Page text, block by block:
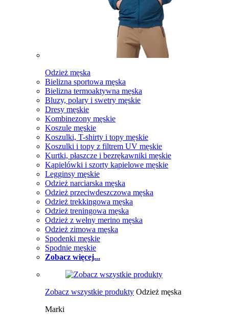
Odzież męska
Bielizna sportowa męska
Bielizna termoaktywna męska
Bluzy, polary i swetry męskie
Dresy męskie
Kombinezony męskie
Koszule męskie
Koszulki, T-shirty i topy męskie
Koszulki i topy z filtrem UV męskie
Kurtki, płaszcze i bezrękawniki męskie
Kąpielówki i szorty kąpielowe męskie
Legginsy męskie
Odzież narciarska męska
Odzież przeciwdeszczowa męska
Odzież trekkingowa męska
Odzież treningowa męska
Odzież z wełny merino męska
Odzież zimowa męska
Spodenki męskie
Spodnie męskie
Zobacz więcej...
Zobacz wszystkie produkty Odzież męska
Marki